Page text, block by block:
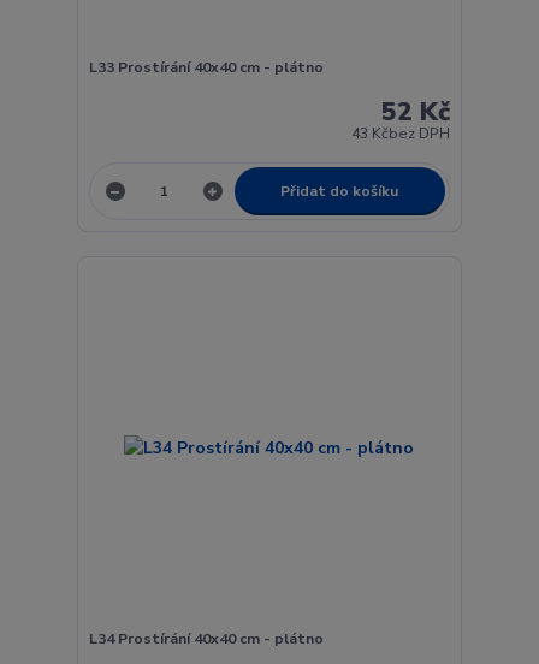
L33 Prostírání 40x40 cm - plátno
52 Kč
43 Kčbez DPH
Přidat do košíku
L34 Prostírání 40x40 cm - plátno